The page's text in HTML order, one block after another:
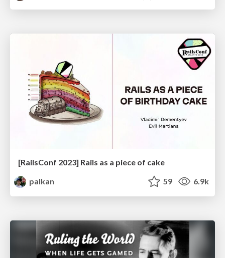
[RailsConf 2023] Rails as a piece of cake
palkan
59 6.9k